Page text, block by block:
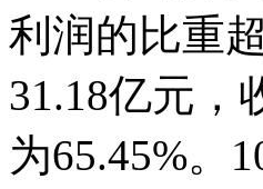
利润的比重
31.18亿元，
为65.45%。